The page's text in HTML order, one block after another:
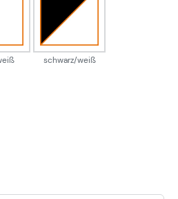
schwarz/weiß